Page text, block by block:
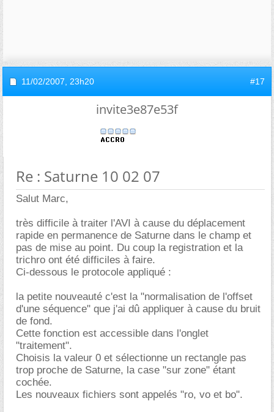
11/02/2007, 23h20 #17
invite3e87e53f
Re : Saturne 10 02 07
Salut Marc,
très difficile à traiter l'AVI à cause du déplacement
rapide en permanence de Saturne dans le champ et
pas de mise au point. Du coup la registration et la
trichro ont été difficiles à faire.
Ci-dessous le protocole appliqué :
la petite nouveauté c'est la "normalisation de l'offset
d'une séquence" que j'ai dû appliquer à cause du bruit
de fond.
Cette fonction est accessible dans l'onglet
"traitement".
Choisis la valeur 0 et sélectionne un rectangle pas
trop proche de Saturne, la case "sur zone" étant
cochée.
Les nouveaux fichiers sont appelés "ro, vo et bo".